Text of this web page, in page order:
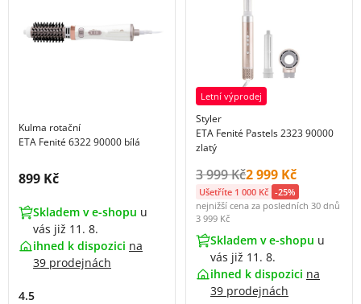
Kulma rotační
ETA Fenité 6322 90000 bílá
Cena s DPH:
899 Kč
Skladem v e-shopu u
vás již 11. 8.
ihned k dispozici na
39 prodejnách
4.5
Letní výprodej
Styler
ETA Fenité Pastels 2323 90000
zlatý
Původní cena s DPH:
3 999 KčCena s DPH:
2 999 Kč
Ušetříte 1 000 Kč -25%
nejnižší cena za posledních 30 dnů
3 999 Kč
Skladem v e-shopu u
vás již 11. 8.
ihned k dispozici na
39 prodejnách